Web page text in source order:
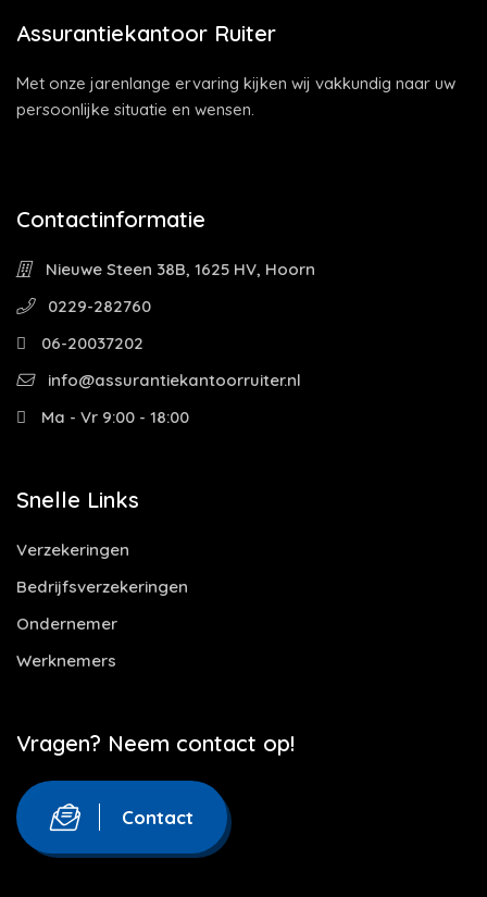
Assurantiekantoor Ruiter
Met onze jarenlange ervaring kijken wij vakkundig naar uw
persoonlijke situatie en wensen.
Contactinformatie
Nieuwe Steen 38B, 1625 HV, Hoorn
0229-282760
06-20037202
info@assurantiekantoorruiter.nl
Ma - Vr 9:00 - 18:00
Snelle Links
Verzekeringen
Bedrijfsverzekeringen
Ondernemer
Werknemers
Vragen? Neem contact op!
Contact